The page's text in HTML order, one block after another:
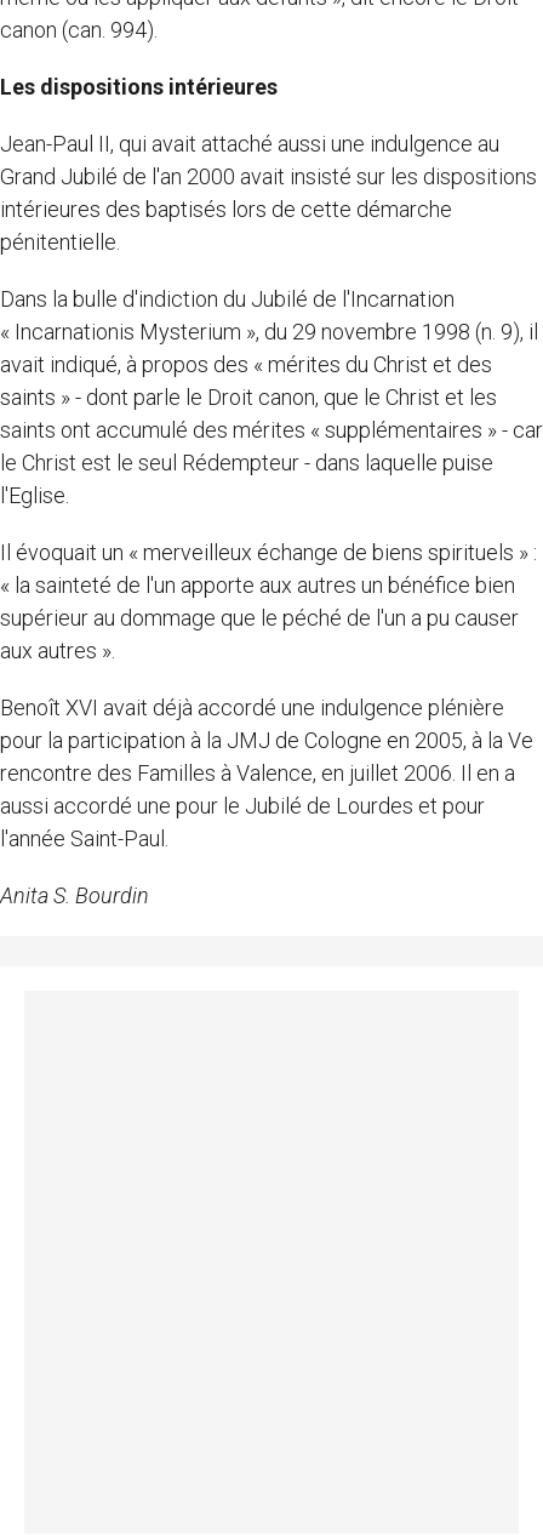
canon (can. 994).
Les dispositions intérieures
Jean-Paul II, qui avait attaché aussi une indulgence au
Grand Jubilé de l'an 2000 avait insisté sur les dispositions
intérieures des baptisés lors de cette démarche
pénitentielle.
Dans la bulle d'indiction du Jubilé de l'Incarnation
« Incarnationis Mysterium », du 29 novembre 1998 (n. 9), il
avait indiqué, à propos des « mérites du Christ et des
saints » - dont parle le Droit canon, que le Christ et les
saints ont accumulé des mérites « supplémentaires » - car
le Christ est le seul Rédempteur - dans laquelle puise
l'Eglise.
Il évoquait un « merveilleux échange de biens spirituels » :
« la sainteté de l'un apporte aux autres un bénéfice bien
supérieur au dommage que le péché de l'un a pu causer
aux autres ».
Benoît XVI avait déjà accordé une indulgence plénière
pour la participation à la JMJ de Cologne en 2005, à la Ve
rencontre des Familles à Valence, en juillet 2006. Il en a
aussi accordé une pour le Jubilé de Lourdes et pour
l'année Saint-Paul.
Anita S. Bourdin